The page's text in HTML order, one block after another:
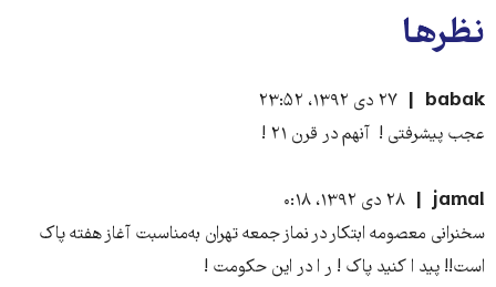
نظرها
babak
۲۷ دی ۱۳۹۲، ۲۳:۵۲
عجب پیشرفتی ! آنهم در قرن ۲۱ !
jamal
۲۸ دی ۱۳۹۲، ۰:۱۸
سخنرانی معصومه ابتکار در نماز جمعه تهران به‌مناسبت آغاز هفته پاک
است!! پید ا کنید پاک ! ر ا در این حکومت !